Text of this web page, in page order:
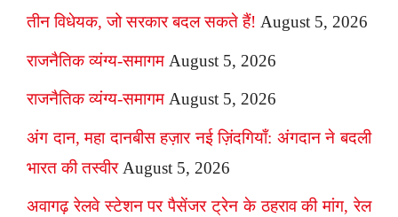
तीन विधेयक, जो सरकार बदल सकते हैं! August 5, 2026
राजनैतिक व्यंग्य-समागम August 5, 2026
राजनैतिक व्यंग्य-समागम August 5, 2026
अंग दान, महा दानबीस हज़ार नई ज़िंदगियाँ: अंगदान ने बदली
भारत की तस्वीर August 5, 2026
अवागढ़ रेलवे स्टेशन पर पैसेंजर ट्रेन के ठहराव की मांग, रेल